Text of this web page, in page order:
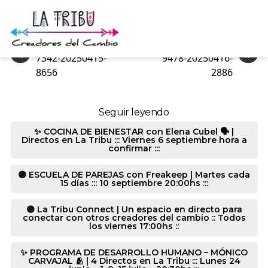
8157-20250416-15016
«
7342-20250415-
8656
»
9478-20250416-
2886
Seguir leyendo
✨ COCINA DE BIENESTAR con Elena Cubel 🗣️ |
Directos en La Tribu ::: Viernes 6 septiembre hora a
confirmar :::
🟣 ESCUELA DE PAREJAS con Freakeep | Martes cada
15 días ::: 10 septiembre 20:00hs :::
🟣 La Tribu Connect | Un espacio en directo para
conectar con otros creadores del cambio :: Todos
los viernes 17:00hs ::
✨ PROGRAMA DE DESARROLLO HUMANO – MÓNICO
CARVAJAL 🫂 | 4 Directos en La Tribu ::: Lunes 24